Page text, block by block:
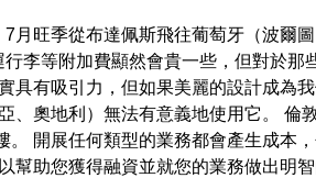
月旺季從布達佩斯飛往葡萄牙（波爾
李等附加費顯然會貴一些，但對於
有吸引力，但如果美麗的設計成為
奧地利）無法有意義地使用它。 倫
開展任何類型的業務都會產生成本
幫助您獲得融資並就您的業務做出明